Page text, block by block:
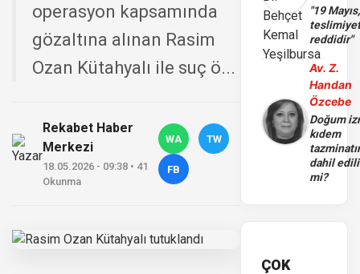
operasyon kapsamında
gözaltına alınan Rasim
Ozan Kütahyalı ile suç ö...
Rekabet Haber
Merkezi
18.05.2026 - 09:38 • 41
Okunma
WA TW
FB
"19 Mayıs,
reddidir"
Av. Z.
Handan
Özcebe
Doğum
kıdem
dahil
mi?
ÇOK